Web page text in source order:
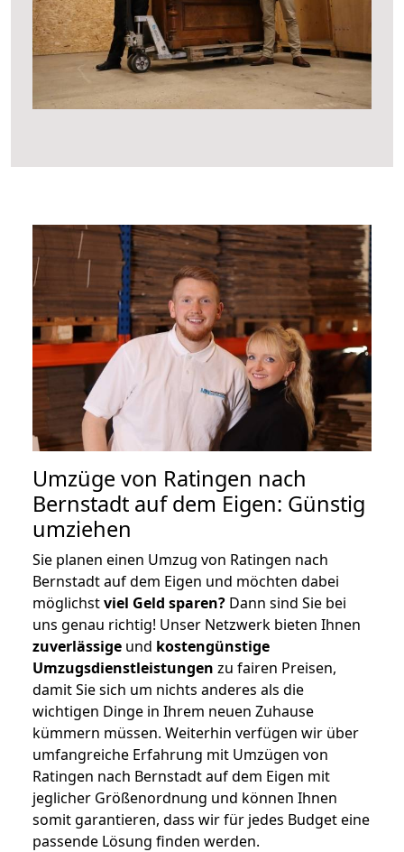
Umzüge von Ratingen nach
Bernstadt auf dem Eigen: Günstig
umziehen
Sie planen einen Umzug von Ratingen nach
Bernstadt auf dem Eigen und möchten dabei
möglichstviel Geld sparen? Dann sind Sie bei
uns genau richtig! Unser Netzwerk bieten Ihnen
zuverlässige und kostengünstige
Umzugsdienstleistungen zu fairen Preisen,
damit Sie sich um nichts anderes als die
wichtigen Dinge in Ihrem neuen Zuhause
kümmern müssen. Weiterhin verfügen wir über
umfangreiche Erfahrung mit Umzügen von
Ratingen nach Bernstadt auf dem Eigen mit
jeglicher Größenordnung und können Ihnen
somit garantieren, dass wir für jedes Budget eine
passende Lösung finden werden.